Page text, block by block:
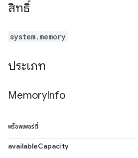
สิทธิ์
system.memory
ประเภท
MemoryInfo
พร็อพเพอร์ตี้
availableCapacity